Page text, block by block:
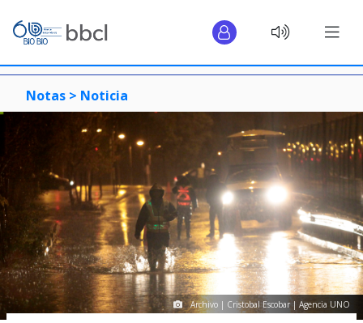
Notas > Noticia
Archivo | Cristobal Escobar | Agencia UNO